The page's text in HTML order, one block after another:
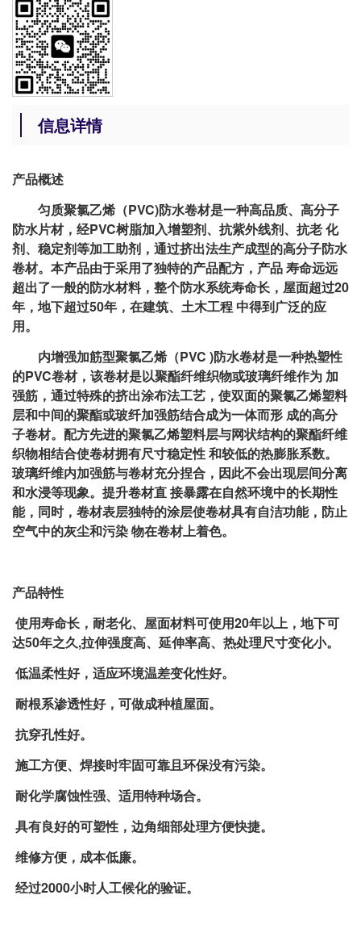
信息详情
产品概述
匀质聚氯乙烯（PVC)防水卷材是一种高品质、高分子
防水片材，经PVC树脂加入增塑剂、抗紫外线剂、抗老 化
剂、稳定剂等加工助剂，通过挤出法生产成型的高分子防水
卷材。本产品由于采用了独特的产品配方，产品 寿命远远
超出了一般的防水材料，整个防水系统寿命长，屋面超过20
年，地下超过50年，在建筑、土木工程 中得到广泛的应
用。
内增强加筋型聚氯乙烯（PVC )防水卷材是一种热塑性
的PVC卷材，该卷材是以聚酯纤维织物或玻璃纤维作为 加
强筋，通过特殊的挤出涂布法工艺，使双面的聚氯乙烯塑料
层和中间的聚酯或玻纤加强筋结合成为一体而形 成的高分
子卷材。配方先进的聚氯乙烯塑料层与网状结构的聚酯纤维
织物相结合使卷材拥有尺寸稳定性 和较低的热膨胀系数。
玻璃纤维内加强筋与卷材充分捏合，因此不会出现层间分离
和水浸等现象。提升卷材直 接暴露在自然环境中的长期性
能，同时，卷材表层独特的涂层使卷材具有自洁功能，防止
空气中的灰尘和污染 物在卷材上着色。
产品特性
使用寿命长，耐老化、屋面材料可使用20年以上，地下可
达50年之久,拉伸强度高、延伸率高、热处理尺寸变化小。
低温柔性好，适应环境温差变化性好。
耐根系渗透性好，可做成种植屋面。
抗穿孔性好。
施工方便、焊接时牢固可靠且环保没有污染。
耐化学腐蚀性强、适用特种场合。
具有良好的可塑性，边角细部处理方便快捷。
维修方便，成本低廉。
经过2000小时人工候化的验证。